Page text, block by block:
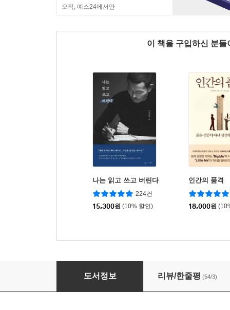
오직, 예스24에서만
이 책을 구입하신 분
나는 읽고 쓰고 버린다
224건
15,300원 (10% 할인)
인간의 품격
18,000원
쇼펜하우어 인생 편의점
도서정보 리뷰/한줄평 (54/3)